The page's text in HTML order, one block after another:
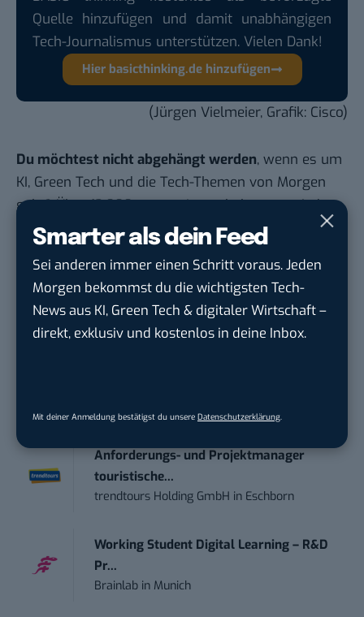
Smarter als dein Feed
Sei anderen immer einen Schritt voraus. Jeden
Morgen bekommst du die wichtigsten Tech-
News aus KI, Green Tech & digitaler Wirtschaft –
direkt, exklusiv und kostenlos in deine Inbox.
Mit deiner Anmeldung bestätigst du unsere Datenschutzerklärung.
Quelle hinzufügen und damit unabhängigen
Tech-Journalismus unterstützen. Vielen Dank!
Hier basicthinking.de hinzufügen
(Jürgen Vielmeier, Grafik: Cisco)
Du möchtest nicht abgehängt werden, wenn es um
KI, Green Tech und die Tech-Themen von Morgen
geht? Über 12.000 smarte Leser bekommen jeden
Tag UPDATE, unser Tech-Briefing mit den
wichtigsten News des Tages – und sichern sich
damit ihren Vorsprung.Hier kannst du dich
kostenlos anmelden.
STELLENANZEIGEN
Anforderungs- und Projektmanager
touristische...
trendtours Holding GmbH in Eschborn
Working Student Digital Learning – R&D
Pr...
Brainlab in Munich